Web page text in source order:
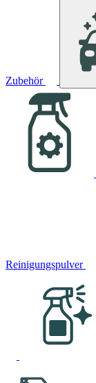
Zubehör
Reinigungspulver